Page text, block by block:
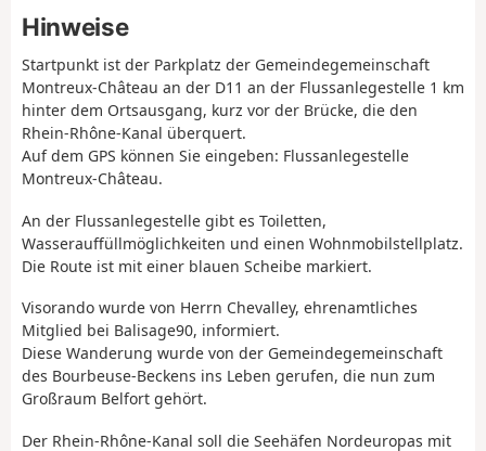
Hinweise
Startpunkt ist der Parkplatz der Gemeindegemeinschaft
Montreux-Château an der D11 an der Flussanlegestelle 1 km
hinter dem Ortsausgang, kurz vor der Brücke, die den
Rhein-Rhône-Kanal überquert.
Auf dem GPS können Sie eingeben: Flussanlegestelle
Montreux-Château.
An der Flussanlegestelle gibt es Toiletten,
Wasserauffüllmöglichkeiten und einen Wohnmobilstellplatz.
Die Route ist mit einer blauen Scheibe markiert.
Visorando wurde von Herrn Chevalley, ehrenamtliches
Mitglied bei Balisage90, informiert.
Diese Wanderung wurde von der Gemeindegemeinschaft
des Bourbeuse-Beckens ins Leben gerufen, die nun zum
Großraum Belfort gehört.
Der Rhein-Rhône-Kanal soll die Seehäfen Nordeuropas mit